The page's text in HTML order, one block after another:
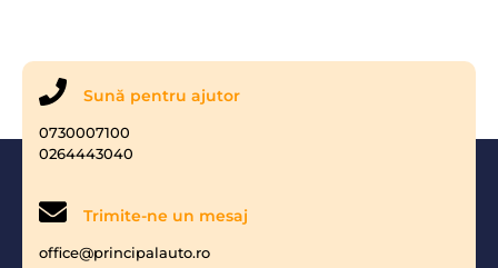
Sună pentru ajutor
0730007100
0264443040
Trimite-ne un mesaj
office@principalauto.ro